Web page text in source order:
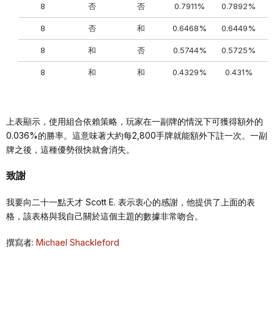
8 否 否 0.7911% 0.7892%
8 否 和 0.6468% 0.6449%
8 和 否 0.5744% 0.5725%
8 和 和 0.4329% 0.431%
上表顯示，使用組合依賴策略，玩家在一副牌的情況下可獲得額外的
0.036%的勝率。這意味著大約每2,800手牌就能額外下註一次。一副
牌之後，這種優勢很快就會消失。
致謝
我要向二十一點天才 Scott E. 表示衷心的感謝，他提供了上面的表
格，該表格與我自己關於這個主題的數據非常吻合。
撰寫者: Michael Shackleford